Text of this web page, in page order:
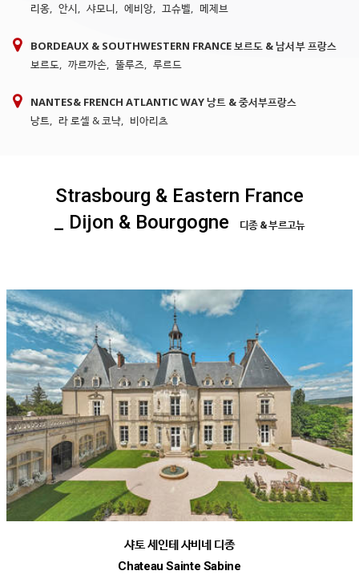
리옹, 안시, 샤모니, 에비앙, 끄슈벨, 메제브
BORDEAUX & SOUTHWESTERN FRANCE 보르도 & 남서부 프랑스
보르도, 까르까손, 뚤루즈, 루르드
NANTES& FRENCH ATLANTIC WAY 낭트 & 중서부프랑스
낭트, 라 로셀 & 코냑, 비아리츠
Strasbourg & Eastern France
_ Dijon & Bourgogne
디종 & 부르고뉴
샤토 세인테 사비네 디종
Chateau Sainte Sabine